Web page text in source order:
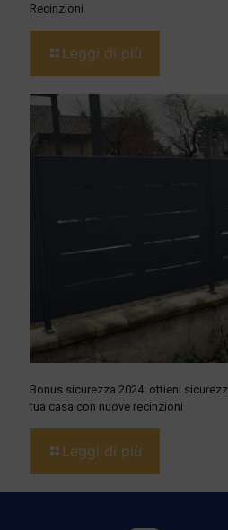
Recinzioni
Leggi di più
Bonus sicurezza 2024: ottieni
tua casa con nuove recinzioni
Leggi di più